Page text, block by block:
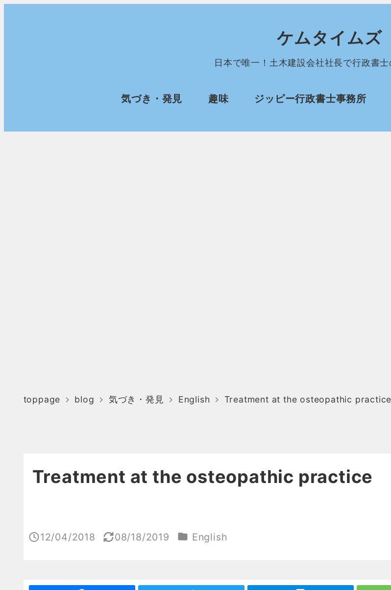
ケムタイムズ
日本で唯一！土木建設会社社長で行政書
気づき・発見 趣味 ジッピー行政書士事務所
toppage blog 気づき・発見 English Treatment at the osteopathic practice
Treatment at the osteopathic practice
投稿日
12/04/2018
更新日
08/18/2019 カテゴリー
English